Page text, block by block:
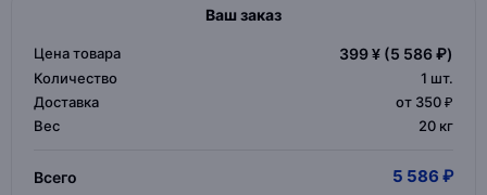
Ваш заказ
Цена товара 399 ¥ (5 586 ₽)
Количество 1 шт.
Доставка
от 350 ₽
Вес
20 кг
Всего 5 586 ₽